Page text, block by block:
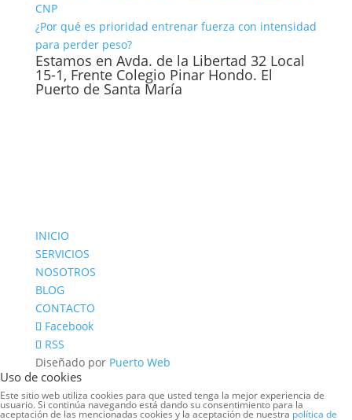
CNP
¿Por qué es prioridad entrenar fuerza con intensidad
para perder peso?
Estamos en Avda. de la Libertad 32 Local
15-1, Frente Colegio Pinar Hondo. El
Puerto de Santa María
INICIO
SERVICIOS
NOSOTROS
BLOG
CONTACTO
Facebook
RSS
Diseñado por Puerto Web
Uso de cookies
Este sitio web utiliza cookies para que usted tenga la mejor experiencia de
usuario. Si continúa navegando está dando su consentimiento para la
aceptación de las mencionadas cookies y la aceptación de nuestra política de